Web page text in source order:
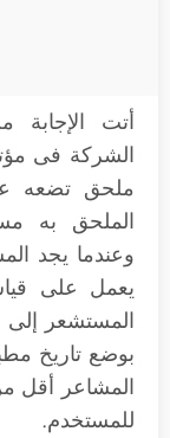
ملحق تضعه
الملحق به
وعندما يجد
بوضع تاريخ
للمستخدم.